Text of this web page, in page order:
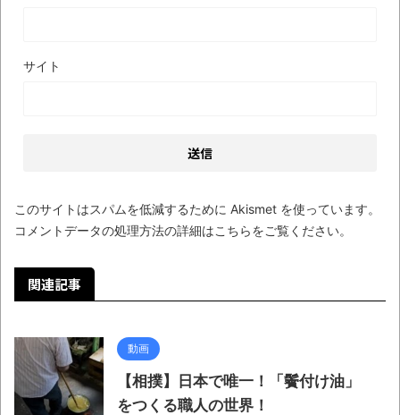
wwwwwwwwwwww
しい仕事観
の数々！！
サイト
このサイトはスパムを低減するために Akismet を使っています。
コメントデータの処理方法の詳細はこちらをご覧ください。
関連記事
動画
【相撲】日本で唯一！「鬢付け油」
をつくる職人の世界！